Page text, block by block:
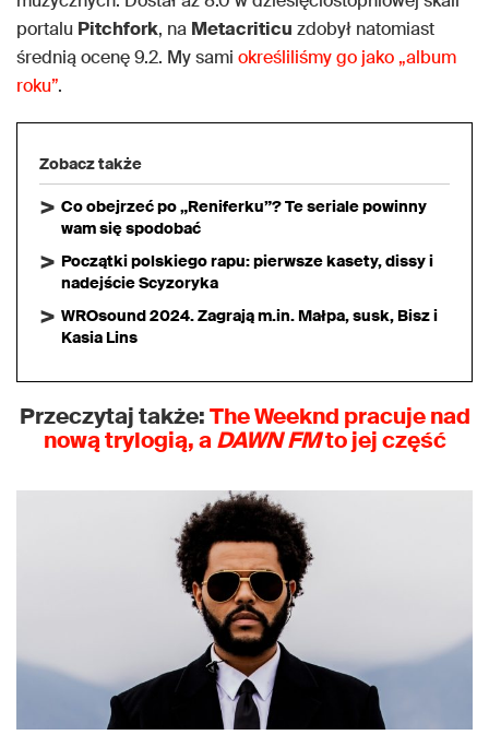
portalu Pitchfork, na Metacriticu zdobył natomiast
średnią ocenę 9.2. My sami określiliśmy go jako „album
roku”.
Zobacz także
Co obejrzeć po „Reniferku”? Te seriale powinny
wam się spodobać
Początki polskiego rapu: pierwsze kasety, dissy i
nadejście Scyzoryka
WROsound 2024. Zagrają m.in. Małpa, susk, Bisz i
Kasia Lins
Przeczytaj także:The Weeknd pracuje nad
nową trylogią, aDAWN FMto jej część